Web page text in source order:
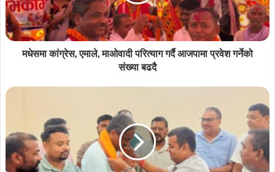
मधेसमा कांग्रेस, एमाले, माओवादी परित्याग गर्दै आजपामा प्रवेश गर्नेको
संख्या बढदै